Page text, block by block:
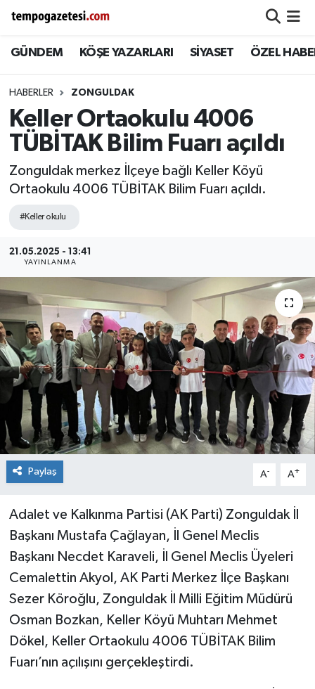
GÜNDEM KÖŞE YAZARLARI SİYASET ÖZEL
HABERLER ZONGULDAK
Keller Ortaokulu 4006
TÜBİTAK Bilim Fuarı açıldı
Zonguldak merkez İlçeye bağlı Keller Köyü
Ortaokulu 4006 TÜBİTAK Bilim Fuarı açıldı.
#Keller okulu
21.05.2025 - 13:41
YAYINLANMA
Paylaş A- A+
Adalet ve Kalkınma Partisi (AK Parti) Zonguldak İl
Başkanı Mustafa Çağlayan, İl Genel Meclis
Başkanı Necdet Karaveli, İl Genel Meclis Üyeleri
Cemalettin Akyol, AK Parti Merkez İlçe Başkanı
Sezer Köroğlu, Zonguldak İl Milli Eğitim Müdürü
Osman Bozkan, Keller Köyü Muhtarı Mehmet
Dökel, Keller Ortaokulu 4006 TÜBİTAK Bilim
Fuarı’nın açılışını gerçekleştirdi.
Alaplı
Çaycuma
Devrek
Gökçebey
Kilimli
Kozlu
Siyaset
SPOR
YAŞAM
Zonguldak
Zonguldak Nöbetçi Eczaneler
Zonguldak Hava Durumu
Zonguldak Namaz Vakitleri
Zonguldak Trafik Yoğunluk Haritası
Süper Lig Puan Durumu ve Fikstür
Son Dakika Haberleri
Haber Arşivi